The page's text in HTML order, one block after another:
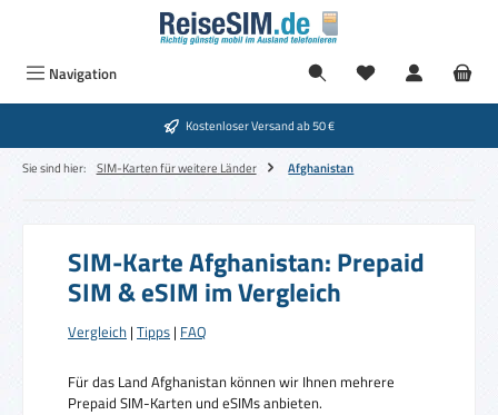
Zum Hauptinhalt springen
Navigation
Kostenloser Versand ab 50 €
Sie sind hier: SIM-Karten für weitere Länder Afghanistan
SIM-Karte Afghanistan: Prepaid
SIM & eSIM im Vergleich
Vergleich | Tipps | FAQ
Für das Land Afghanistan können wir Ihnen mehrere
Prepaid SIM-Karten und eSIMs anbieten.